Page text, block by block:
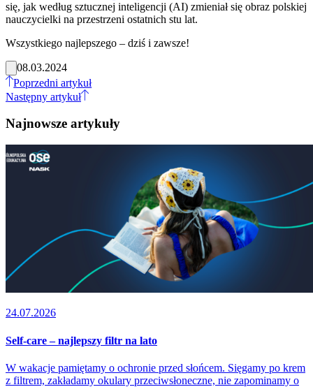
się, jak według sztucznej inteligencji (AI) zmieniał się obraz polskiej
nauczycielki na przestrzeni ostatnich stu lat.
Wszystkiego najlepszego – dziś i zawsze!
08.03.2024
Poprzedni artykuł
Następny artykuł
Najnowsze artykuły
24.07.2026
Self-care – najlepszy filtr na lato
W wakacje pamiętamy o ochronie przed słońcem. Sięgamy po krem
z filtrem, zakładamy okulary przeciwsłoneczne, nie zapominamy o